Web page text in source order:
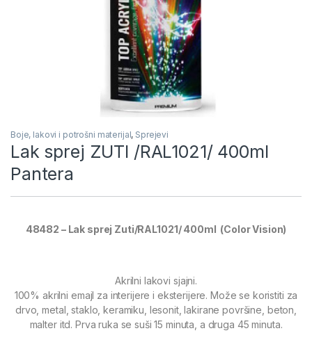
Boje, lakovi i potrošni materijal, Sprejevi
Lak sprej ZUTI /RAL1021/ 400ml
Pantera
48482 – Lak sprej Zuti/RAL1021/ 400ml (Color Vision)
Akrilni lakovi sjajni.
100% akrilni emajl za interijere i eksterijere. Može se koristiti za
drvo, metal, staklo, keramiku, lesonit, lakirane površine, beton,
malter itd. Prva ruka se suši 15 minuta, a druga 45 minuta.